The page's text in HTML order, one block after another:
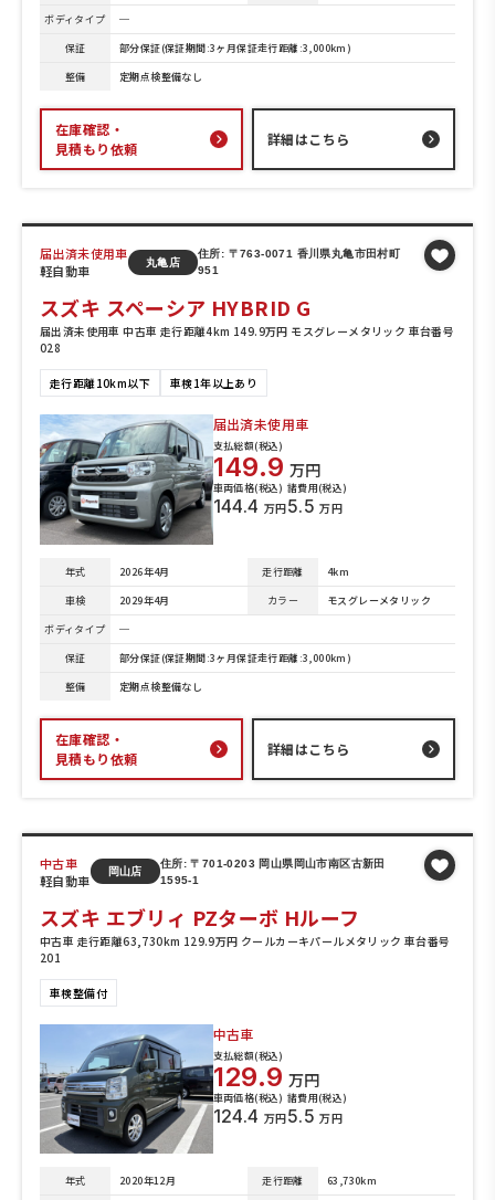
ボディタイプ
─
保証
部分保証(保証期間:3ヶ月保証走行距離:3,000km)
整備
定期点検整備なし
在庫確認・
見積もり依頼
詳細はこちら
届出済未使用車
軽自動車
丸亀店
住所: 〒763-0071 香川県丸亀市田村町
951
スズキ スペーシア HYBRID G
届出済未使用車 中古車 走行距離4km 149.9万円 モスグレーメタリック 車台番号
028
走行距離10km以下 車検1年以上あり
届出済未使用車
支払総額(税込)
149.9 万円
車両価格(税込)
144.4 万円
諸費用(税込)
5.5 万円
年式 2026年4月 走行距離
4km
車検
2029年4月 カラー
モスグレーメタリック
ボディタイプ
─
保証
部分保証(保証期間:3ヶ月保証走行距離:3,000km)
整備
定期点検整備なし
在庫確認・
見積もり依頼
詳細はこちら
中古車
軽自動車
岡山店
住所: 〒701-0203 岡山県岡山市南区古新田
1595-1
スズキ エブリィ PZターボ Hルーフ
中古車 走行距離63,730km 129.9万円 クールカーキパールメタリック 車台番号
201
車検整備付
中古車
支払総額(税込)
129.9 万円
車両価格(税込)
124.4 万円
諸費用(税込)
5.5 万円
年式 2020年12月 走行距離 63,730km